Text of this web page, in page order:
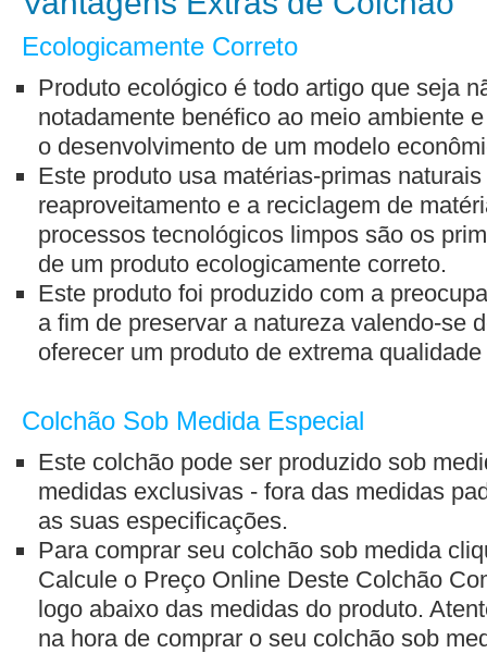
Ecologicamente Correto
Produto ecológico é todo artigo que seja
notadamente benéfico ao meio ambiente
o desenvolvimento de um modelo
Este produto usa matérias-primas
reaproveitamento e a reciclagem de
processos tecnológicos limpos são os
de um produto ecologicamente correto.
Este produto foi produzido com a
a fim de preservar a natureza valendo-se
oferecer um produto de extrema
Colchão Sob Medida Especial
Este colchão pode ser produzido sob
medidas exclusivas - fora das medidas
as suas especificações.
Para comprar seu colchão sob medida
Calcule o Preço Online Deste Colchão
logo abaixo das medidas do produto.
na hora de comprar o seu colchão sob